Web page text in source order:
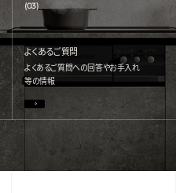
(03)
よくあるご質問
よくあるご質問への回答やお手入れ
等の情報